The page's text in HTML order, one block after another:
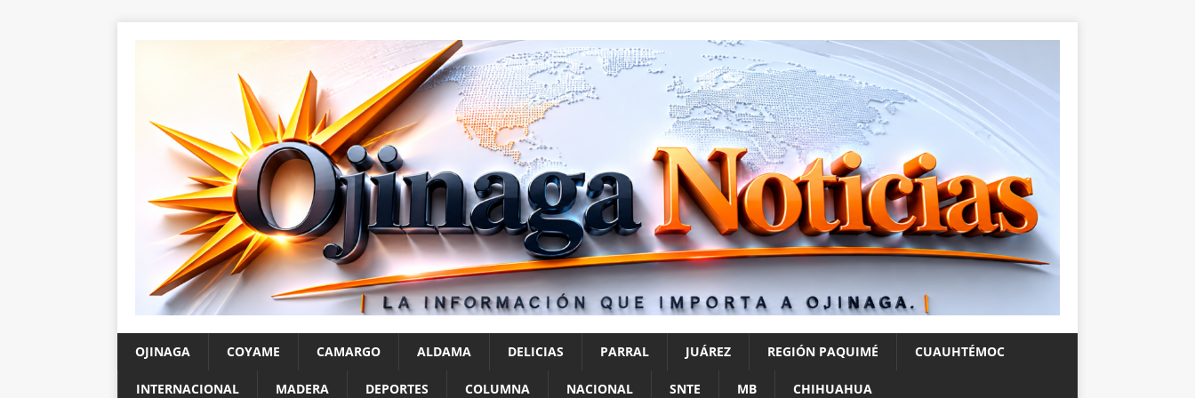
OJINAGA COYAME CAMARGO ALDAMA DELICIAS PARRAL JUÁREZ REGIÓN PAQUIMÉ CUAUHTÉMOC
INTERNACIONAL MADERA DEPORTES COLUMNA NACIONAL SNTE MB CHIHUAHUA